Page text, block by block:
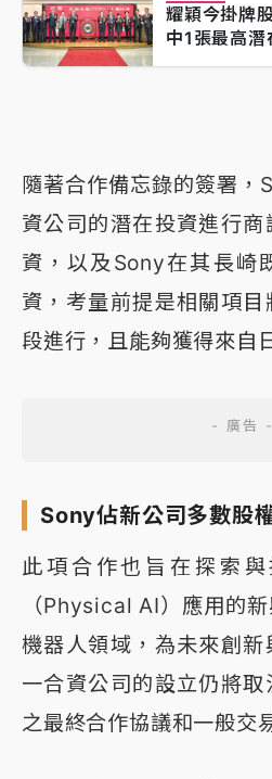
耀穎今掛牌
中1張最高
隨著合作備忘錄的簽署，
資公司的潛在投資進行
資，以及Sony在其長崎
資，考量前提是相關項
段進行，且能夠獲得來自
Sony佔新公司多數股
此項合作也旨在探索
（Physical AI）應用的
機器人領域，為未來創
一合資公司的設立仍將
之最終合作協議和一般交